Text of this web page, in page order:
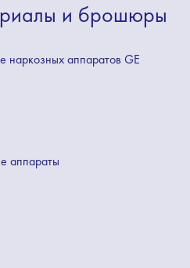
и брошюры
наркозных аппаратов GE
аппараты